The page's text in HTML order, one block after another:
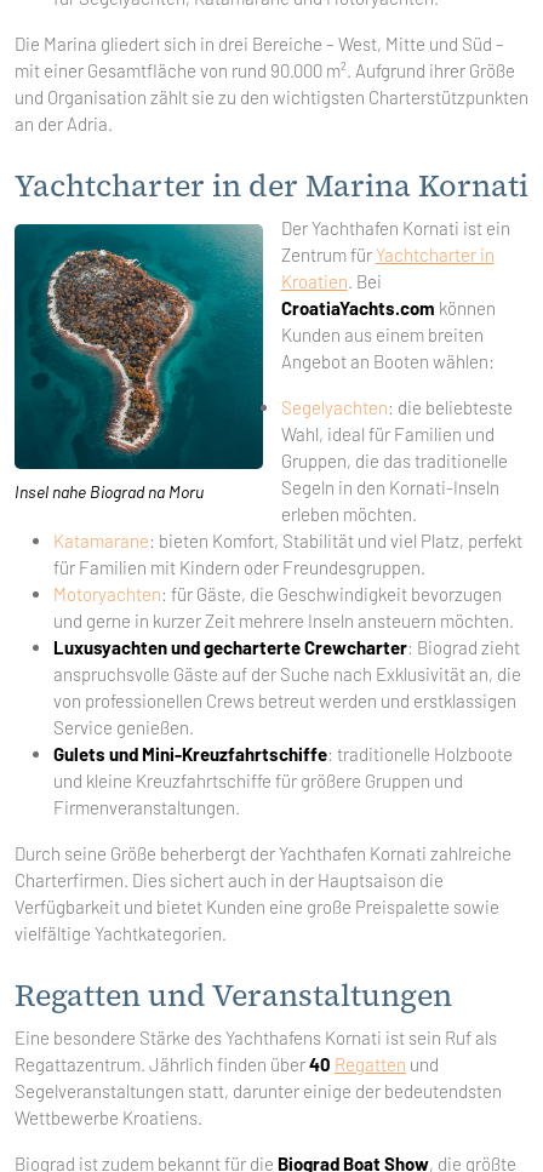
Die Marina gliedert sich in drei Bereiche – West, Mitte und Süd –
mit einer Gesamtfläche von rund 90.000 m². Aufgrund ihrer Größe
und Organisation zählt sie zu den wichtigsten Charterstützpunkten
an der Adria.
Yachtcharter in der Marina Kornati
Insel nahe Biograd na Moru
Der Yachthafen Kornati ist ein
Zentrum fürYachtcharter in
Kroatien. Bei
CroatiaYachts.com können
Kunden aus einem breiten
Angebot an Booten wählen:
Segelyachten: die beliebteste
Wahl, ideal für Familien und
Gruppen, die das traditionelle
Segeln in den Kornati-Inseln
erleben möchten.
Katamarane: bieten Komfort, Stabilität und viel Platz, perfekt
für Familien mit Kindern oder Freundesgruppen.
Motoryachten: für Gäste, die Geschwindigkeit bevorzugen
und gerne in kurzer Zeit mehrere Inseln ansteuern möchten.
Luxusyachten und gecharterte Crewcharter: Biograd zieht
anspruchsvolle Gäste auf der Suche nach Exklusivität an, die
von professionellen Crews betreut werden und erstklassigen
Service genießen.
Gulets und Mini-Kreuzfahrtschiffe: traditionelle Holzboote
und kleine Kreuzfahrtschiffe für größere Gruppen und
Firmenveranstaltungen.
Durch seine Größe beherbergt der Yachthafen Kornati zahlreiche
Charterfirmen. Dies sichert auch in der Hauptsaison die
Verfügbarkeit und bietet Kunden eine große Preispalette sowie
vielfältige Yachtkategorien.
Regatten und Veranstaltungen
Eine besondere Stärke des Yachthafens Kornati ist sein Ruf als
Regattazentrum. Jährlich finden über40 Regatten und
Segelveranstaltungen statt, darunter einige der bedeutendsten
Wettbewerbe Kroatiens.
Biograd ist zudem bekannt für die Biograd Boat Show, die größte